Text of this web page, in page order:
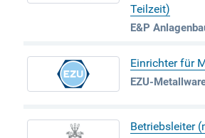
Teilzeit)
E&P
Einrichter für
EZU-
Betriebsleiter